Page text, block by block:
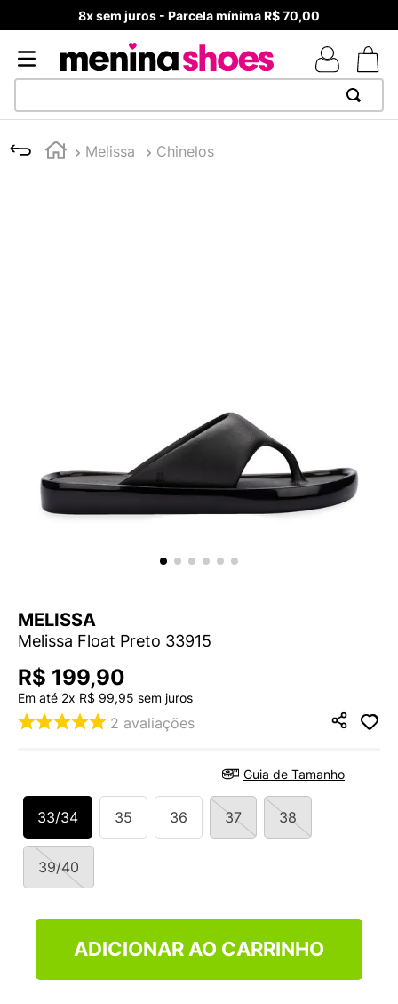
8x sem juros - Parcela mínima R$ 70,00
Melissa Chinelos
MELISSA
Melissa Float Preto 33915
R$ 199,90
Em até 2x R$ 99,95 sem juros
2 avaliações
Guia de Tamanho
33/34 35 36 37 38
39/40
ADICIONAR AO CARRINHO
1
TÊNIS NEWS BALANCE 530